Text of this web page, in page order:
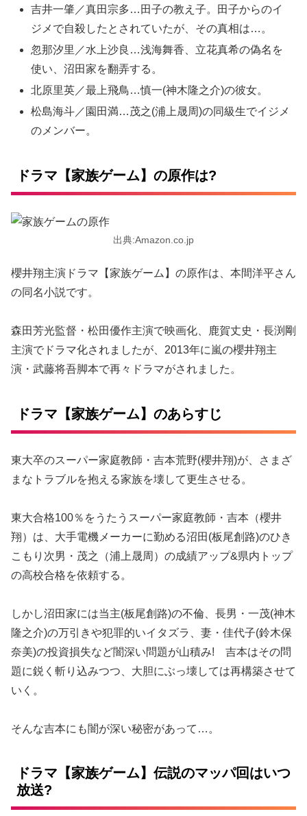
吉井一肇／真田宗多…田子の教え子。田子からのイ
ジメで自殺したとされていたが、その真相は…。
忽那汐里／水上沙良…浅海舞香、立花真希の偽名を
使い、沼田家を翻弄する。
北原里英／最上飛鳥…慎一(神木隆之介)の彼女。
松島海斗／園田満…茂之(浦上晟周)の同級生でイジメ
のメンバー。
ドラマ【家族ゲーム】の原作は?
出典:Amazon.co.jp
櫻井翔主演ドラマ【家族ゲーム】の原作は、本間洋平さん
の同名小説です。
森田芳光監督・松田優作主演で映画化、鹿賀丈史・長渕剛
主演でドラマ化されましたが、2013年に嵐の櫻井翔主
演・武藤将吾脚本で再々ドラマがされました。
ドラマ【家族ゲーム】のあらすじ
東大卒のスーパー家庭教師・吉本荒野(櫻井翔)が、さまざ
まなトラブルを抱える家族を壊して更生させる。
東大合格100％をうたうスーパー家庭教師・吉本（櫻井
翔）は、大手電機メーカーに勤める沼田(板尾創路)のひき
こもり次男・茂之（浦上晟周）の成績アップ&県内トップ
の高校合格を依頼する。
しかし沼田家には当主(板尾創路)の不倫、長男・一茂(神木
隆之介)の万引きや犯罪的いイタズラ、妻・佳代子(鈴木保
奈美)の投資損失など闇深い問題が山積み! 吉本はその問
題に鋭く斬り込みつつ、大胆にぶっ壊しては再構築させて
いく。
そんな吉本にも闇が深い秘密があって…。
ドラマ【家族ゲーム】伝説のマッパ回はいつ
放送?